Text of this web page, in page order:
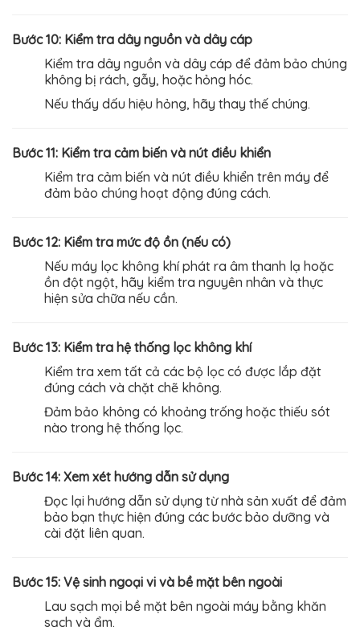
Bước 10: Kiểm tra dây nguồn và dây cáp
Kiểm tra dây nguồn và dây cáp để đảm bảo chúng
không bị rách, gẫy, hoặc hỏng hóc.
Nếu thấy dấu hiệu hỏng, hãy thay thế chúng.
Bước 11: Kiểm tra cảm biến và nút điều khiển
Kiểm tra cảm biến và nút điều khiển trên máy để
đảm bảo chúng hoạt động đúng cách.
Bước 12: Kiểm tra mức độ ồn (nếu có)
Nếu máy lọc không khí phát ra âm thanh lạ hoặc
ồn đột ngột, hãy kiểm tra nguyên nhân và thực
hiện sửa chữa nếu cần.
Bước 13: Kiểm tra hệ thống lọc không khí
Kiểm tra xem tất cả các bộ lọc có được lắp đặt
đúng cách và chặt chẽ không.
Đảm bảo không có khoảng trống hoặc thiếu sót
nào trong hệ thống lọc.
Bước 14: Xem xét hướng dẫn sử dụng
Đọc lại hướng dẫn sử dụng từ nhà sản xuất để đảm
bảo bạn thực hiện đúng các bước bảo dưỡng và
cài đặt liên quan.
Bước 15: Vệ sinh ngoại vi và bề mặt bên ngoài
Lau sạch mọi bề mặt bên ngoài máy bằng khăn
sạch và ẩm.